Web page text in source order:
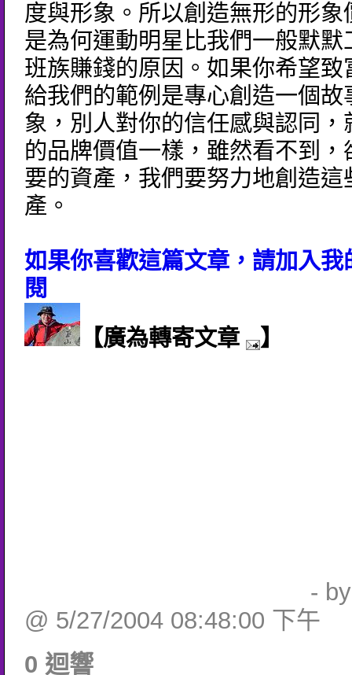
度與形象。所以創造無形的形象
是為何運動明星比我們一般默默
班族賺錢的原因。如果你希望致
給我們的範例是專心創造一個故
象，別人對你的信任感與認同，
的品牌價值一樣，雖然看不到，
要的資產，我們要努力地創造這
產。
如果你喜歡這篇文章，請加入我
閱
【廣為轉寄文章
】
-
@ 5/27/2004 08:48:00 下午
0 迴響